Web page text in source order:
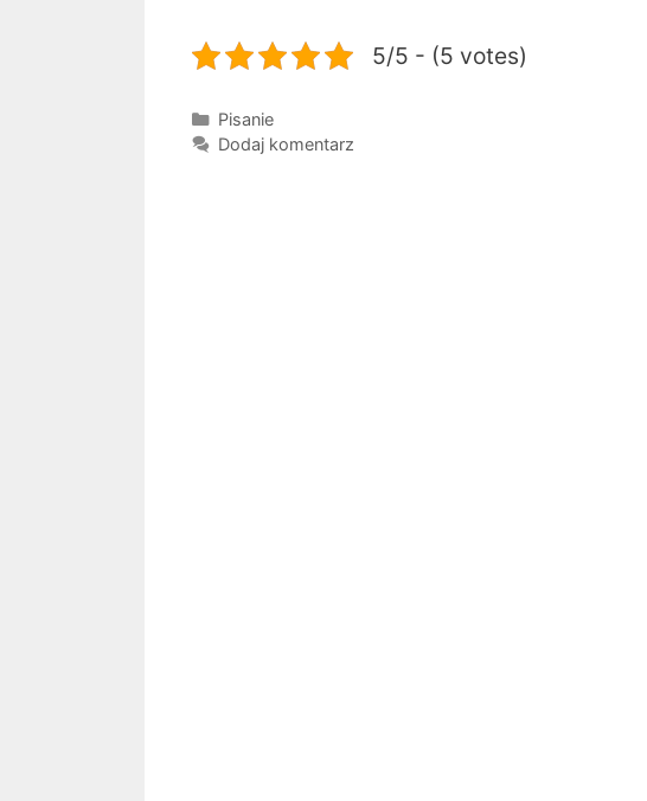
5/5 - (5 votes)
Kategorie
Pisanie
Dodaj komentarz